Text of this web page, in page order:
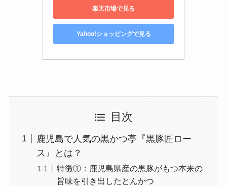
楽天市場で見る
Yahoo!ショッピングで見る
目次
鹿児島で人気の黒かつ亭『黒豚匠ロー
ス』とは？
特徴①：鹿児島県産の黒豚がもつ本来の
旨味を引き出したとんかつ